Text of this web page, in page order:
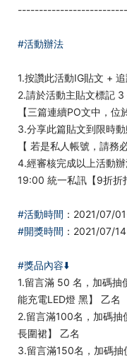
#活動辦法
1.按讚此活動IG貼文 + 追
2.請於活動主貼文標記
【三篇連續PO文中，位
3.分享此篇貼文到限時
【 若是私人帳號，請務
4.經審核完成以上活動
19:00 統一私訊【9折折
#活動時間 ：2021/07/
#開獎時間 ：2021/07/
#獎品內容⬇️
1.留言滿 50 名，加碼
能充電LED燈 黑】 乙名
2.留言滿100名，加碼
長圍裙】 乙名
3.留言滿150名，加碼